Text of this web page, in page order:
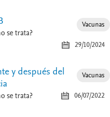
Vacunas
29/10/2024
se trata?
Vacunas
06/07/2022
y después del
se trata?